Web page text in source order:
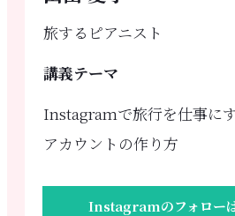
旅するピアニスト
講義テーマ
Instagramで旅行を仕事に
アカウントの作り方
Instagramのフォロー